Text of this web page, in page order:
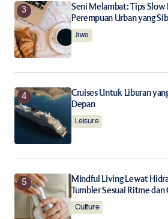
Seni Melambat: Tips
Perempuan Urban yang
Jiwa
Cruises Untuk Liburan
Depan
Leisure
Mindful Living Lewat
Tumbler Sesuai Ritme
Culture